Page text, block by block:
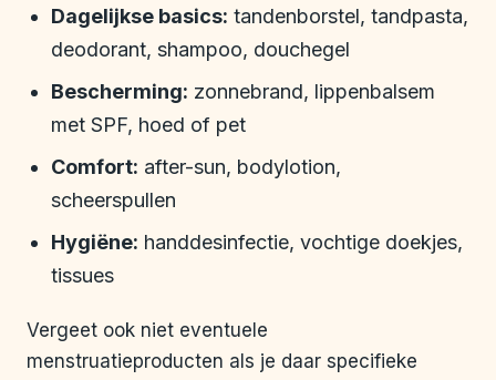
Dagelijkse basics: tandenborstel, tandpasta,
deodorant, shampoo, douchegel
Bescherming: zonnebrand, lippenbalsem
met SPF, hoed of pet
Comfort: after-sun, bodylotion,
scheerspullen
Hygiëne: handdesinfectie, vochtige doekjes,
tissues
Vergeet ook niet eventuele
menstruatieproducten als je daar specifieke